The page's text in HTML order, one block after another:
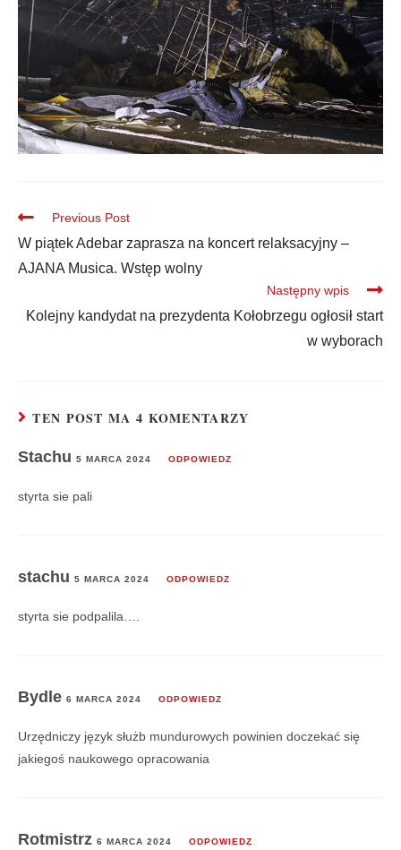
Previous Post
W piątek Adebar zaprasza na koncert relaksacyjny –
AJANA Musica. Wstęp wolny
Następny wpis
Kolejny kandydat na prezydenta Kołobrzegu ogłosił start
w wyborach
TEN POST MA 4 KOMENTARZY
Stachu 5 MARCA 2024 ODPOWIEDZ
styrta sie pali
stachu 5 MARCA 2024 ODPOWIEDZ
styrta sie podpalila….
Bydle 6 MARCA 2024 ODPOWIEDZ
Urzędniczy język służb mundurowych powinien doczekać się
jakiegoś naukowego opracowania
Rotmistrz 6 MARCA 2024 ODPOWIEDZ